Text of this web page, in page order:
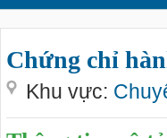
Chứng chỉ
Khu vực: